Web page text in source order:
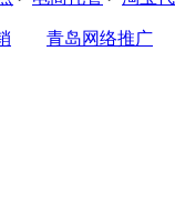
青岛网络推广